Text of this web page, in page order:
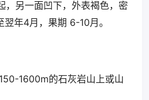
，另一面凹下，外表褐色，密
年4月，果期 6-10月。
1600m的石灰岩山上或山